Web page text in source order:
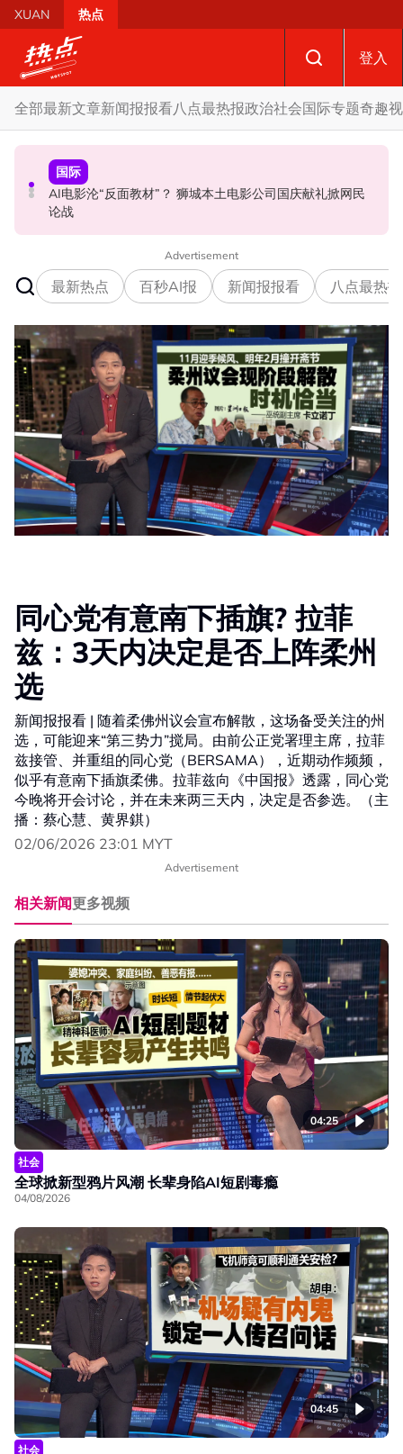
Skip to main content
XUAN 热点
登入
全部最新文章新闻报报看八点最热报政治社会国际专题奇趣
政治
驳斥全国大选提前举行 法米：各成员党承诺挺政府至届满
国际
AI电影沦“反面教材”？ 狮城本土电影公司国庆献礼掀网民
论战
政治
要求安华解释为何冻结MyKHAS权限 5蓝眼议员: 改革不是
把人民拨款政治化
Advertisement
最新热点 百秒AI报 新闻报报看 八点最热报
同心党有意南下插旗? 拉菲
兹：3天内决定是否上阵柔州
选
新闻报报看 | 随着柔佛州议会宣布解散，这场备受关注的州
选，可能迎来“第三势力”搅局。由前公正党署理主席，拉菲
兹接管、并重组的同心党（BERSAMA），近期动作频频，
似乎有意南下插旗柔佛。拉菲兹向《中国报》透露，同心党
今晚将开会讨论，并在未来两三天内，决定是否参选。（主
播：蔡心慧、黄界錤）
02/06/2026 23:01 MYT
Advertisement
相关新闻更多视频
04:25
社会
全球掀新型鸦片风潮 长辈身陷AI短剧毒瘾
04/08/2026
04:45
社会